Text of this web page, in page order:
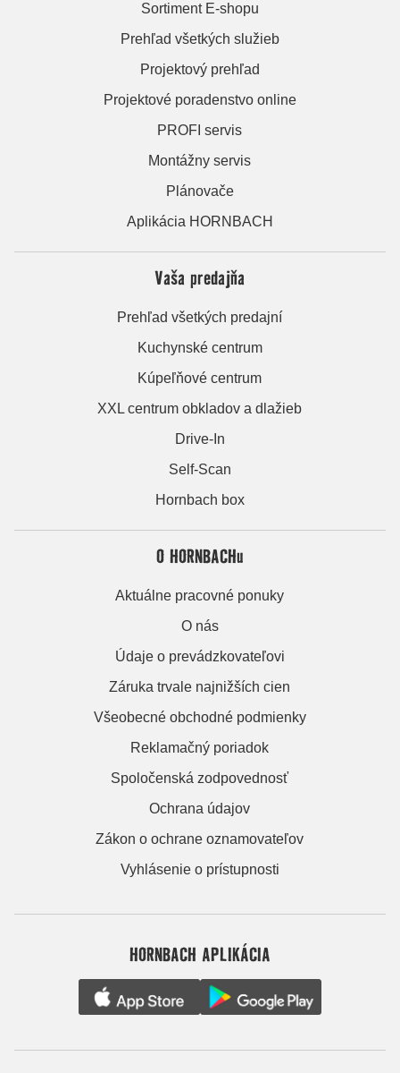
Sortiment E-shopu
Prehľad všetkých služieb
Projektový prehľad
Projektové poradenstvo online
PROFI servis
Montážny servis
Plánovače
Aplikácia HORNBACH
Vaša predajňa
Prehľad všetkých predajní
Kuchynské centrum
Kúpeľňové centrum
XXL centrum obkladov a dlažieb
Drive-In
Self-Scan
Hornbach box
O HORNBACHu
Aktuálne pracovné ponuky
O nás
Údaje o prevádzkovateľovi
Záruka trvale najnižších cien
Všeobecné obchodné podmienky
Reklamačný poriadok
Spoločenská zodpovednosť
Ochrana údajov
Zákon o ochrane oznamovateľov
Vyhlásenie o prístupnosti
HORNBACH APLIKÁCIA